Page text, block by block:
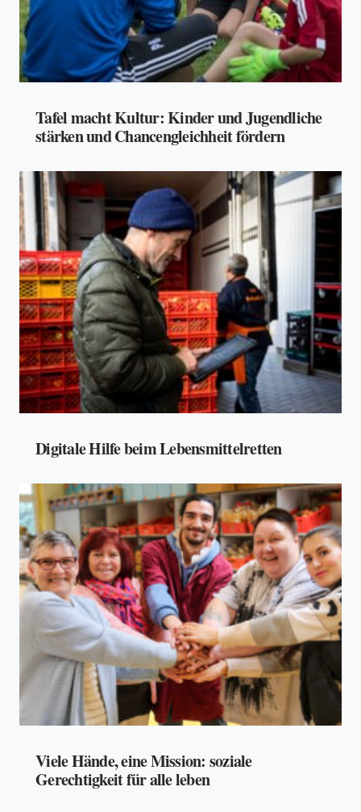
Tafel macht Kultur: Kinder und Jugendliche
stärken und Chancengleichheit fördern
Digitale Hilfe beim Lebensmittelretten
Viele Hände, eine Mission: soziale
Gerechtigkeit für alle leben